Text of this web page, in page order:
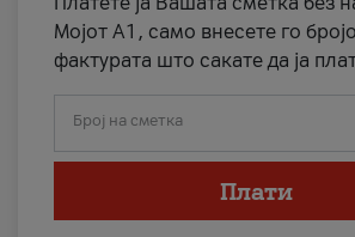
Мојот А1, само внесете го
фактурата што сакате да ја
Број на сметка
Плати